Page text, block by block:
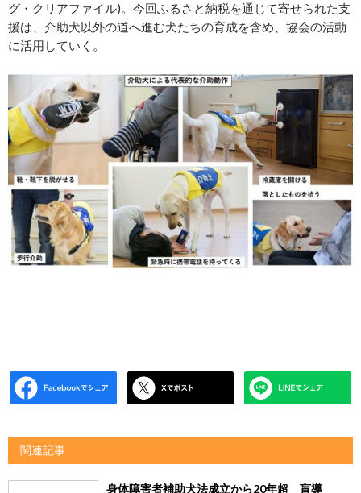
グ・クリアファイル)。今回ふるさと納税を通じて寄せられた支
援は、介助犬以外の道へ進む犬たちの育成を含め、協会の活動
に活用していく。
関連記事
身体障害者補助犬法成立から20年超 盲導